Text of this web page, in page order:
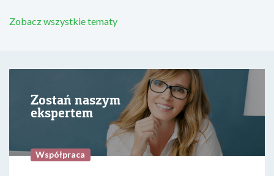
Zobacz wszystkie tematy
Zostań naszym
ekspertem
Współpraca